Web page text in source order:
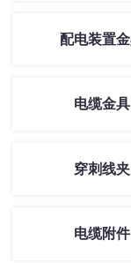
配电装置
电缆金具
穿刺线夹
电缆附件